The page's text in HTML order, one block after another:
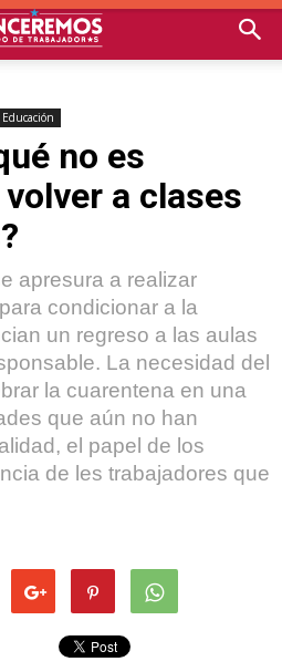
Educación
no es
a clases
apresura a realizar
condicionar a la
un regreso a las aulas
La necesidad del
la cuarentena en una
que aún no han
el papel de los
de les trabajadores que